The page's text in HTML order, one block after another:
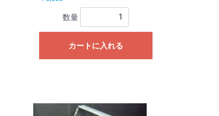
数量
カートに入れる